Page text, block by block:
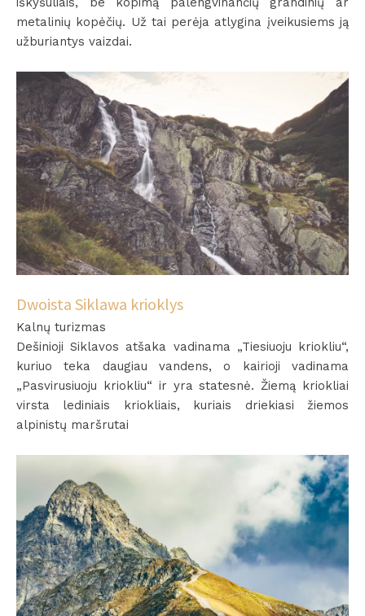
metalinių kopėčių. Už tai perėja atlygina įveikusiems ją
užburiantys vaizdai.
Dwoista Siklawa krioklys
Kalnų turizmas
Dešinioji Siklavos atšaka vadinama „Tiesiuoju kriokliu“,
kuriuo teka daugiau vandens, o kairioji vadinama
„Pasvirusiuoju kriokliu“ ir yra statesnė. Žiemą kriokliai
virsta lediniais kriokliais, kuriais driekiasi žiemos
alpinistų maršrutai